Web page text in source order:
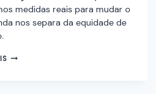
medidas reais para mudar o
nos separa da equidade de